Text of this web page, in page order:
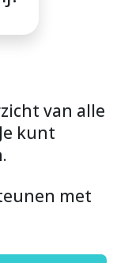
van alle
kunt
met